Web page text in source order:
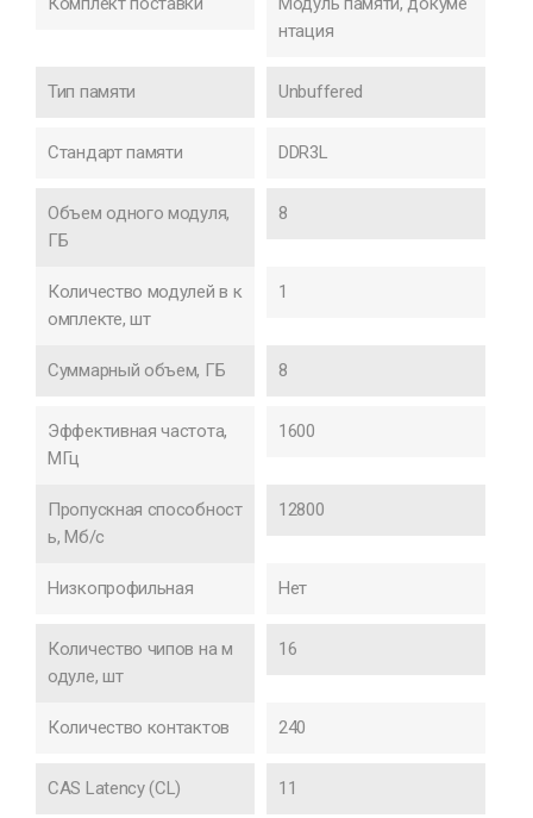
нтация
Тип памяти Unbuffered
Стандарт памяти DDR3L
Объем одного модуля,
ГБ
8
Количество модулей в к
омплекте, шт
1
Суммарный объем, ГБ 8
Эффективная частота,
МГц
1600
Пропускная способност
ь, Мб/с
12800
Низкопрофильная Нет
Количество чипов на м
одуле, шт
16
Количество контактов 240
CAS Latency (CL) 11